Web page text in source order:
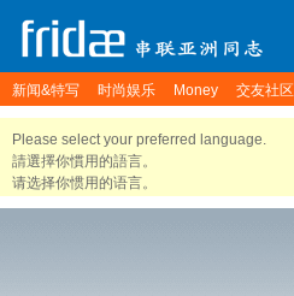
新闻&特写 时尚娱乐 Money 交友社区
Please select your preferred language.
請選擇你慣用的語言。
请选择你惯用的语言。